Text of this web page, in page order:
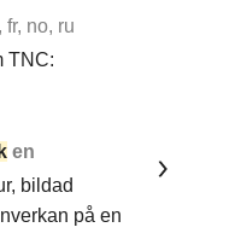
fr, no, ru
TNC:
en
bildad
på en